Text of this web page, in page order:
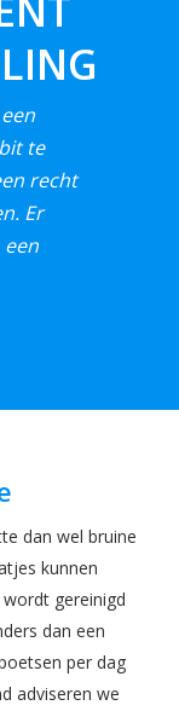
te
recht
Er
dan wel bruine
kunnen
gereinigd
dan een
per dag
adviseren we